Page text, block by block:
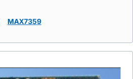
MAX7359